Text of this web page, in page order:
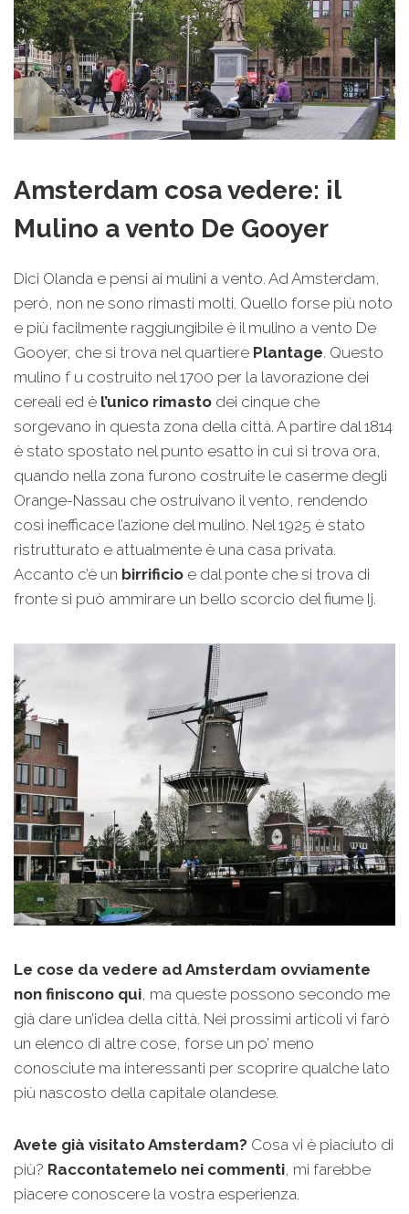
Amsterdam cosa vedere: il
Mulino a vento De Gooyer
Dici Olanda e pensi ai mulini a vento. Ad Amsterdam,
però, non ne sono rimasti molti. Quello forse più noto
e più facilmente raggiungibile è il mulino a vento De
Gooyer, che si trova nel quartiere Plantage. Questo
mulino f u costruito nel 1700 per la lavorazione dei
cereali ed è l’unico rimasto dei cinque che
sorgevano in questa zona della città. A partire dal 1814
è stato spostato nel punto esatto in cui si trova ora,
quando nella zona furono costruite le caserme degli
Orange-Nassau che ostruivano il vento, rendendo
così inefficace l’azione del mulino. Nel 1925 è stato
ristrutturato e attualmente è una casa privata.
Accanto c’è un birrificio e dal ponte che si trova di
fronte si può ammirare un bello scorcio del fiume Ij.
Le cose da vedere ad Amsterdam ovviamente
non finiscono qui, ma queste possono secondo me
già dare un’idea della città. Nei prossimi articoli vi farò
un elenco di altre cose, forse un po’ meno
conosciute ma interessanti per scoprire qualche lato
più nascosto della capitale olandese.
Avete già visitato Amsterdam? Cosa vi è piaciuto di
più? Raccontatemelo nei commenti, mi farebbe
piacere conoscere la vostra esperienza.